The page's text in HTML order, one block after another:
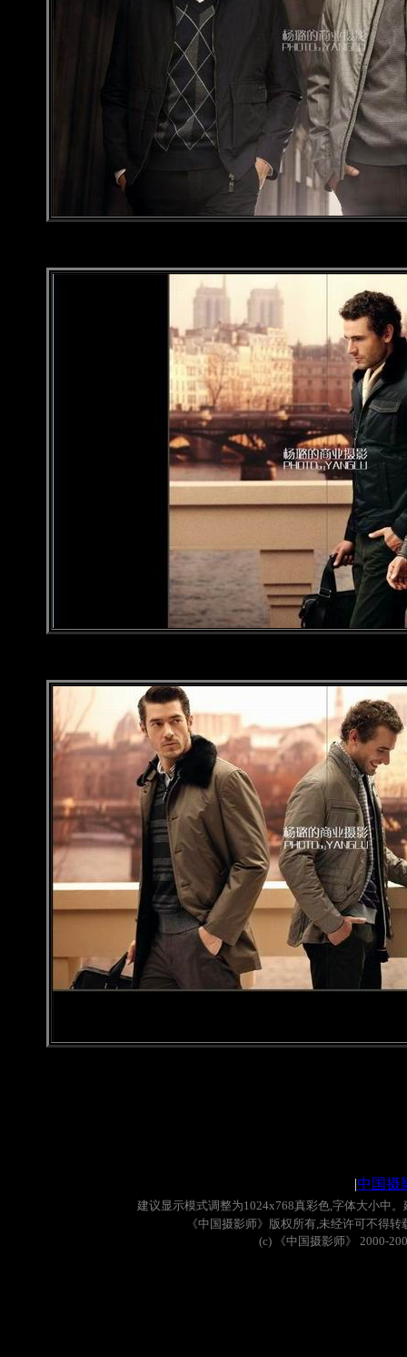
|中国摄
建议显示模式调整为1024x768真彩色,字体大小中。
《中国摄影师》版权所有,未经许可不得转
(c)
《中国摄影师》 2000-200